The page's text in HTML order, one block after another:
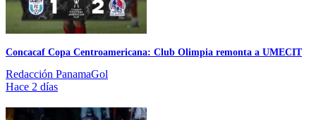
Concacaf Copa Centroamericana: Club Olimpia remonta a UMECIT
Redacción PanamaGol
Hace 2 días